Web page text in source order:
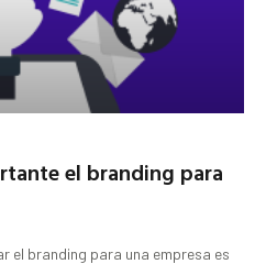
el branding para
el branding para una empresa es